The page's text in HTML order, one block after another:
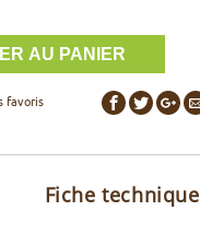
favoris
Fiche technique